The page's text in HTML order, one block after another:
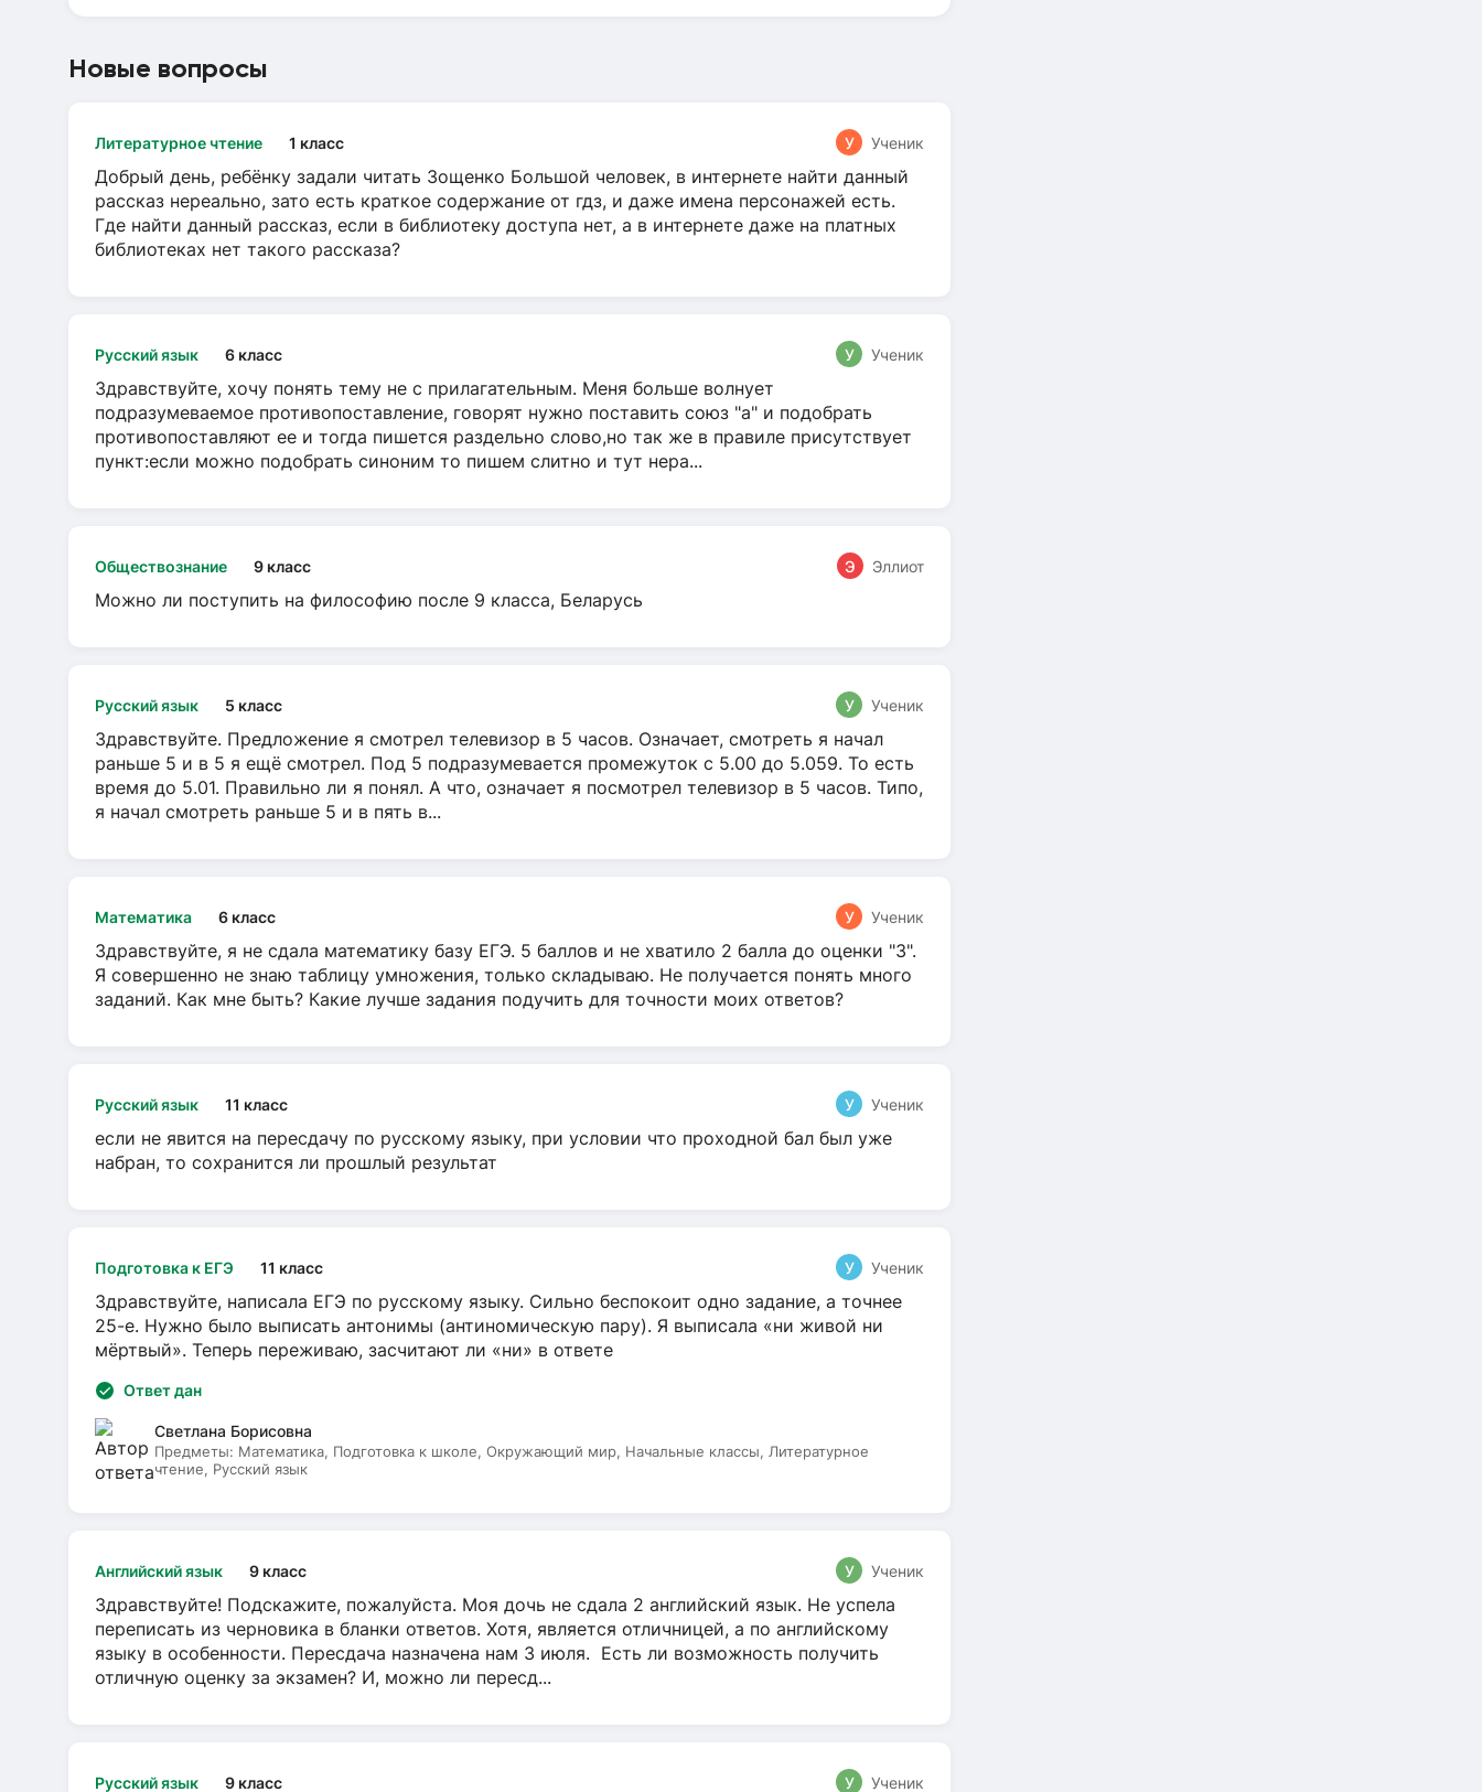
Новые вопросы
Литературное чтение 1 класс У Ученик
Добрый день, ребёнку задали читать Зощенко Большой человек, в интернете найти данный
рассказ нереально, зато есть краткое содержание от гдз, и даже имена персонажей есть.
Где найти данный рассказ, если в библиотеку доступа нет, а в интернете даже на платных
библиотеках нет такого рассказа?
Русский язык 6 класс У Ученик
Здравствуйте, хочу понять тему не с прилагательным. Меня больше волнует
подразумеваемое противопоставление, говорят нужно поставить союз "а" и подобрать
противопоставляют ее и тогда пишется раздельно слово,но так же в правиле присутствует
пункт:если можно подобрать синоним то пишем слитно и тут нера...
Обществознание 9 класс Э Эллиот
Можно ли поступить на философию после 9 класса, Беларусь
Русский язык 5 класс У Ученик
Здравствуйте. Предложение я смотрел телевизор в 5 часов. Означает, смотреть я начал
раньше 5 и в 5 я ещё смотрел. Под 5 подразумевается промежуток с 5.00 до 5.059. То есть
время до 5.01. Правильно ли я понял. А что, означает я посмотрел телевизор в 5 часов. Типо,
я начал смотреть раньше 5 и в пять в...
Математика 6 класс У Ученик
Здравствуйте, я не сдала математику базу ЕГЭ. 5 баллов и не хватило 2 балла до оценки "3".
Я совершенно не знаю таблицу умножения, только складываю. Не получается понять много
заданий. Как мне быть? Какие лучше задания подучить для точности моих ответов?
Русский язык 11 класс У Ученик
если не явится на пересдачу по русскому языку, при условии что проходной бал был уже
набран, то сохранится ли прошлый результат
Подготовка к ЕГЭ 11 класс У Ученик
Здравствуйте, написала ЕГЭ по русскому языку. Сильно беспокоит одно задание, а точнее
25-е. Нужно было выписать антонимы (антиномическую пару). Я выписала «ни живой ни
мёртвый». Теперь переживаю, засчитают ли «ни» в ответе
Ответ дан
Светлана Борисовна
Предметы: Математика, Подготовка к школе, Окружающий мир, Начальные классы, Литературное
чтение, Русский язык
Английский язык 9 класс У Ученик
Здравствуйте! Подскажите, пожалуйста. Моя дочь не сдала 2 английский язык. Не успела
переписать из черновика в бланки ответов. Хотя, является отличницей, а по английскому
языку в особенности. Пересдача назначена нам 3 июля. Есть ли возможность получить
отличную оценку за экзамен? И, можно ли пересд...
Русский язык 9 класс У Ученик